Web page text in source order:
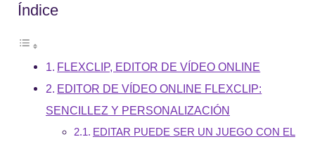
Índice
FLEXCLIP, EDITOR DE VÍDEO ONLINE
EDITOR DE VÍDEO ONLINE FLEXCLIP:
SENCILLEZ Y PERSONALIZACIÓN
EDITAR PUEDE SER UN JUEGO CON EL